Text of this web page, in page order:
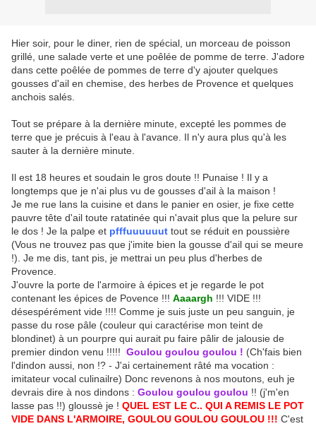
Hier soir, pour le diner, rien de spécial, un morceau de poisson
grillé, une salade verte et une poêlée de pomme de terre. J'adore
dans cette poêlée de pommes de terre d'y ajouter quelques
gousses d'ail en chemise, des herbes de Provence et quelques
anchois salés.
Tout se prépare à la dernière minute, excepté les pommes de
terre que je précuis à l'eau à l'avance. Il n'y aura plus qu'à les
sauter à la dernière minute.
Il est 18 heures et soudain le gros doute !! Punaise ! Il y a
longtemps que je n'ai plus vu de gousses d'ail à la maison !
Je me rue lans la cuisine et dans le panier en osier, je fixe cette
pauvre tête d'ail toute ratatinée qui n'avait plus que la pelure sur
le dos ! Je la palpe et pfffuuuuuut tout se réduit en poussière
(Vous ne trouvez pas que j'imite bien la gousse d'ail qui se meure
!). Je me dis, tant pis, je mettrai un peu plus d'herbes de
Provence.
J'ouvre la porte de l'armoire à épices et je regarde le pot
contenant les épices de Povence !!! Aaaargh !!! VIDE !!!
désespérément vide !!!! Comme je suis juste un peu sanguin, je
passe du rose pâle (couleur qui caractérise mon teint de
blondinet) à un pourpre qui aurait pu faire pâlir de jalousie de
premier dindon venu !!!!! Goulou goulou goulou ! (Ch'fais bien
l'dindon aussi, non !? - J'ai certainement râté ma vocation :
imitateur vocal culinailre) Donc revenons à nos moutons, euh je
devrais dire à nos dindons : Goulou goulou goulou !! (j'm'en
lasse pas !!) gloussè je ! QUEL EST LE C.. QUI A REMIS LE POT
VIDE DANS L'ARMOIRE, GOULOU GOULOU GOULOU !!! C'est